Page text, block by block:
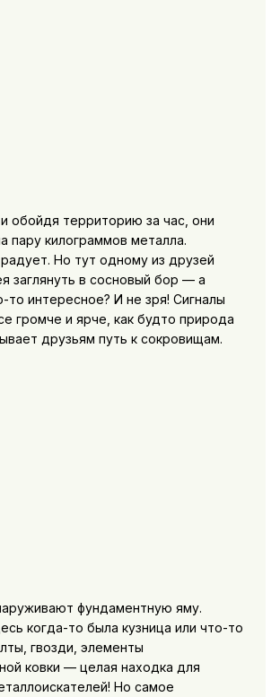
обойдя территорию за час, они
пару килограммов металла.
Но тут одному из друзей
заглянуть в сосновый бор — а
то интересное? И не зря! Сигналы
громче и ярче, как будто природа
друзьям путь к сокровищам.
фундаментную яму.
когда-то была кузница или что-то
гвозди, элементы
ковки — целая находка для
Но самое